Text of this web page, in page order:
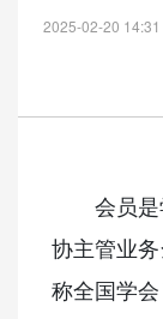
2025-02-20 14:31
会员
协主管业
称全国学